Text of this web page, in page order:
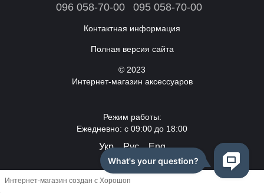
096 058-70-00 095 058-70-00
Контактная информация
Полная версия сайта
© 2023
Интернет-магазин аксессуаров
Режим работы:
Ежедневно: с 09:00 до 18:00
Укр Рус Eng
Интернет-магазин создан с Хорошоп